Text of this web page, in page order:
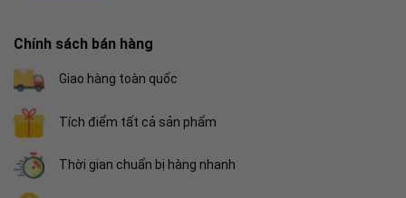
Chính sách bán hàng
Giao hàng toàn quốc
Tích điểm tất cả sản phẩm
Thời gian chuẩn bị hàng nhanh